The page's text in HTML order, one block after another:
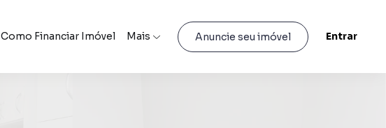
Como Financiar Imóvel Mais Anuncie seu imóvel Entrar